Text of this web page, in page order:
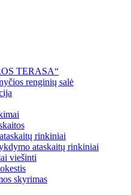
TERASA“
renginių salė
rinkiniai
ataskaitų rinkiniai
viešinti
skyrimas